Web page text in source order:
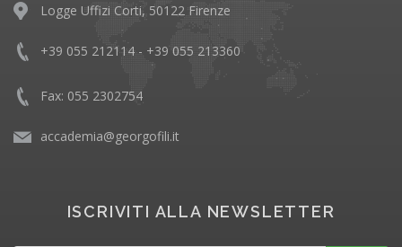
Logge Uffizi Corti, 50122 Firenze
+39 055 212114 - +39 055 213360
Fax: 055 2302754
accademia@georgofili.it
ISCRIVITI ALLA NEWSLETTER